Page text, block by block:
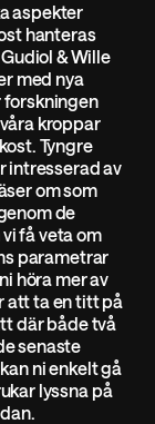
aspekter
hanteras
& Wille
med nya
forskningen
kroppar
Tyngre
intresserad av
om som
de
få veta om
parametrar
höra mer av
att ta en titt på
där både två
senaste
ni enkelt gå
lyssna på